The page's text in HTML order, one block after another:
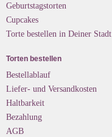
Geburtstagstorten
Cupcakes
Torte bestellen in Deiner Stadt
Torten bestellen
Bestellablauf
Liefer- und Versandkosten
Haltbarkeit
Bezahlung
AGB